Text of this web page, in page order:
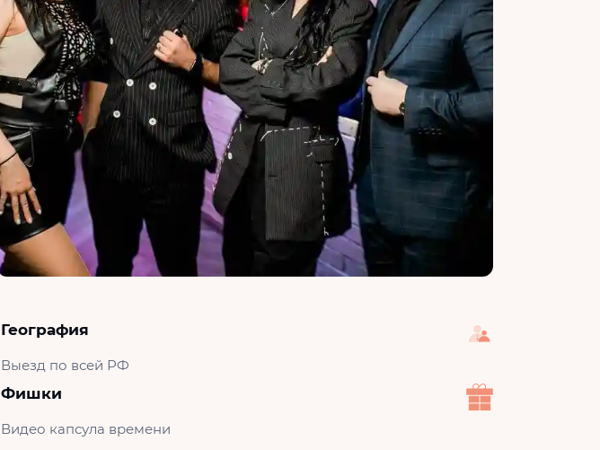
География
Выезд по всей РФ
Фишки
Видео капсула времени